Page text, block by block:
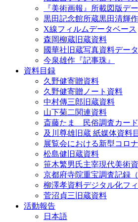
『美術画報』所載図版デ
黒田記念館所蔵黒田清輝
X線フィルムデータベース
森岡柳蔵旧蔵資料
國華社旧蔵写真資料デー
今泉雄作『記事珠』
資料目録
久野健寄贈資料
久野健寄贈ノート資料
中村傳三郎旧蔵資料
山下菊二関連資料
斎藤たま 民俗調査カー
及川尊雄旧蔵 紙媒体資料
展覧会における新型コロ
松島健旧蔵資料
笹木繁男氏主宰現代美術
京都府寺院重宝調査記録
柳澤孝資料デジタル化フ
菅沼貞三旧蔵資料
活動報告
日本語